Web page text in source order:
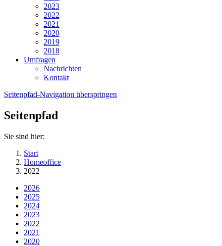
2023
2022
2021
2020
2019
2018
Umfragen
Nachrichten
Kontakt
Seitenpfad-Navigation überspringen
Seitenpfad
Sie sind hier:
Start
Homeoffice
2022
2026
2025
2024
2023
2022
2021
2020